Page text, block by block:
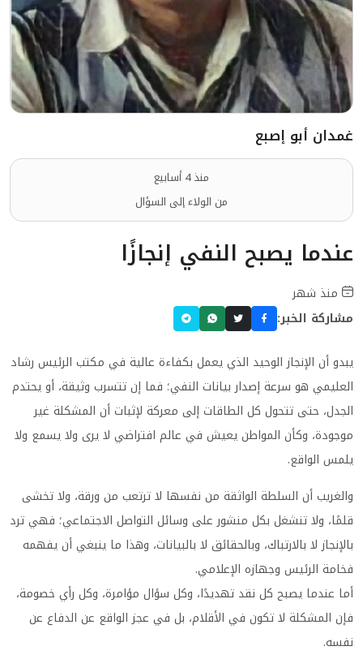
غمدان أبو إصبع
منذ 4 أسابيع
من الولاء إلى السؤال
عندما يصبح النفي إنجازًا
منذ شهر
مشاركة الخبر:
يبدو أن الإنجاز الوحيد الذي يعمل بكفاءة عالية في مكتب الرئيس رشاد
العليمي هو سرعة إصدار بيانات النفي؛ فما إن تتسرب وثيقة، أو يحتدم
الجدل، حتى تتحول كل الطاقات إلى معركة لإثبات أن المشكلة غير
موجودة، وكأن المواطن يعيش في عالم افتراضي لا يرى ولا يسمع ولا
يلمس الواقع.
والغريب أن السلطة الواثقة من نفسها لا ترتعب من ورقة، ولا تخشى
قلمًا، ولا تنشغل بكل منشور على وسائل التواصل الاجتماعي؛ فهي ترد
بالإنجاز لا بالارتباك، وبالحقائق لا بالبيانات، وهذا ما ينبغي أن يفهمه
فخامة الرئيس وجهازه الإعلامي.
أما عندما يصبح كل نقد تهديدًا، وكل سؤال مؤامرة، وكل رأي خصومة،
فإن المشكلة لا تكون في الأقلام، بل في عجز الواقع عن الدفاع عن
نفسه.